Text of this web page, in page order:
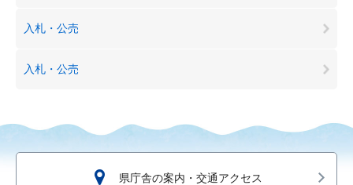
入札・公売
入札・公売
県庁舎の案内・交通アクセス